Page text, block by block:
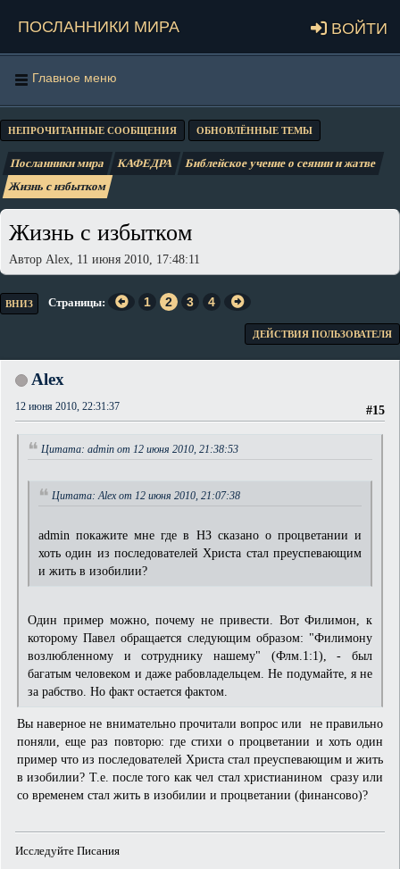
Посланники мира Войти
Главное меню
НЕПРОЧИТАННЫЕ СООБЩЕНИЯ ОБНОВЛЁННЫЕ ТЕМЫ
Посланники мира КАФЕДРА
Библейское учение о сеянии и жатве
Жизнь с избытком
Жизнь с избытком
Автор Alex, 11 июня 2010, 17:48:11
ВНИЗ Страницы 1 2 3 4
ДЕЙСТВИЯ ПОЛЬЗОВАТЕЛЯ
Alex
#15
12 июня 2010, 22:31:37
Цитата: admin от 12 июня 2010, 21:38:53
Цитата: Alex от 12 июня 2010, 21:07:38
admin покажите мне где в НЗ сказано о процветании и
хоть один из последователей Христа стал преуспевающим
и жить в изобилии?
Один пример можно, почему не привести. Вот Филимон, к
которому Павел обращается следующим образом: "Филимону
возлюбленному и сотруднику нашему" (Флм.1:1), - был
багатым человеком и даже рабовладельцем. Не подумайте, я не
за рабство. Но факт остается фактом.
Вы наверное не внимательно прочитали вопрос или не правильно
поняли, еще раз повторю: где стихи о процветании и хоть один
пример что из последователей Христа стал преуспевающим и жить
в изобилии? Т.е. после того как чел стал христианином сразу или
со временем стал жить в изобилии и процветании (финансово)?
Исследуйте Писания